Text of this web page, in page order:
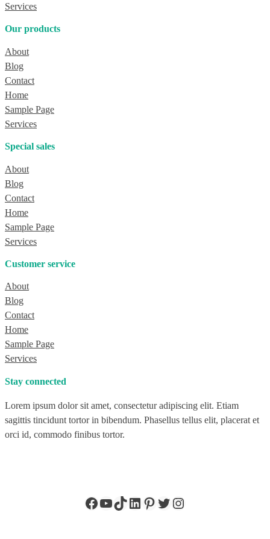
Services
Our products
About
Blog
Contact
Home
Sample Page
Services
Special sales
About
Blog
Contact
Home
Sample Page
Services
Customer service
About
Blog
Contact
Home
Sample Page
Services
Stay connected
Lorem ipsum dolor sit amet, consectetur adipiscing elit. Etiam
sagittis tincidunt tortor in bibendum. Phasellus tellus elit, placerat et
orci id, commodo finibus tortor.
Facebook
YouTube
TikTok
LinkedIn
Pinterest
Twitter
Instagram